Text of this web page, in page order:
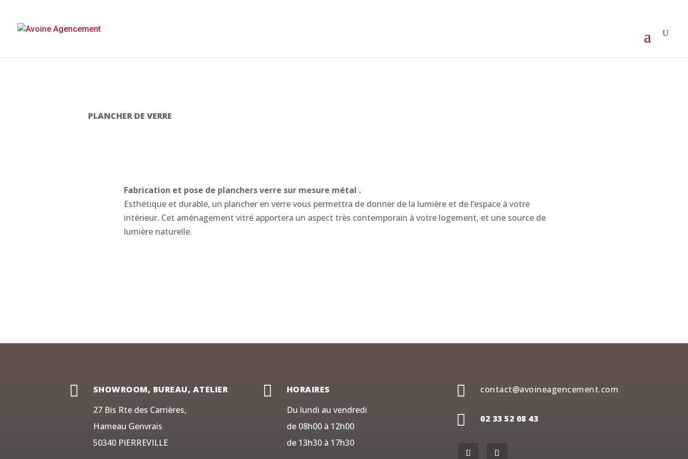
PLANCHER DE VERRE
Fabrication et pose de planchers verre sur mesure métal .
Esthétique et durable, un plancher en verre vous permettra de donner de la lumière et de l’espace à votre
intérieur. Cet aménagement vitré apportera un aspect très contemporain à votre logement, et une source de
lumière naturelle.

SHOWROOM, BUREAU, ATELIER
27 Bis Rte des Carrières,
Hameau Genvrais
50340 PIERREVILLE

HORAIRES
Du lundi au vendredi
de 08h00 à 12h00
de 13h30 à 17h30
 contact@avoineagencement.com
 02 33 52 08 43